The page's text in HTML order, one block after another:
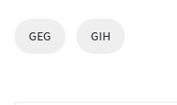
GEG GIH